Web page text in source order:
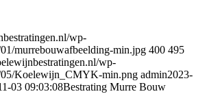
wp-
murrebouwafbeelding-min.jpg 400 495
wp-
05/Koelewijn_CMYK-min.png admin2023-
03 09:03:08Bestrating Murre Bouw